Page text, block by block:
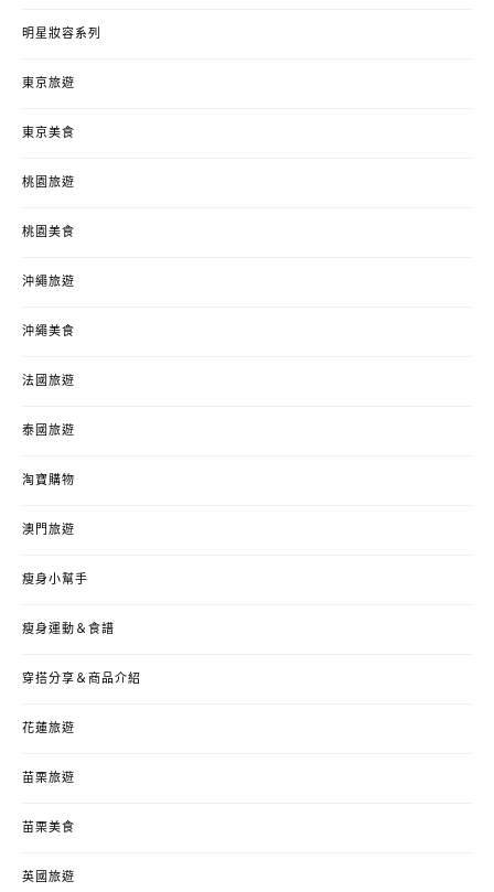
明星妝容系列
東京旅遊
東京美食
桃園旅遊
桃園美食
沖繩旅遊
沖繩美食
法國旅遊
泰國旅遊
淘寶購物
澳門旅遊
瘦身小幫手
瘦身運動＆食譜
穿搭分享＆商品介紹
花蓮旅遊
苗栗旅遊
苗栗美食
英國旅遊